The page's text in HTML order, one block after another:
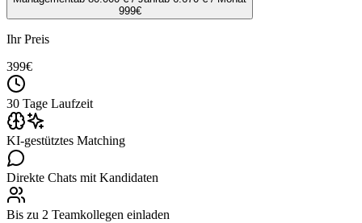
999€
Ihr Preis
399€
30 Tage Laufzeit
KI-gestütztes Matching
Direkte Chats mit Kandidaten
Bis zu 2 Teamkollegen einladen